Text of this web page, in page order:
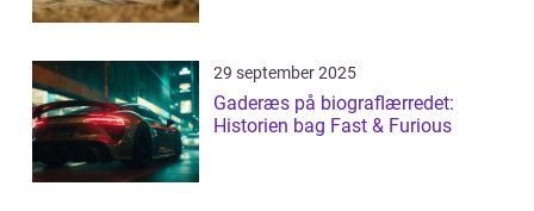
29 september 2025
Gaderæs på biograflærredet:
Historien bag Fast & Furious